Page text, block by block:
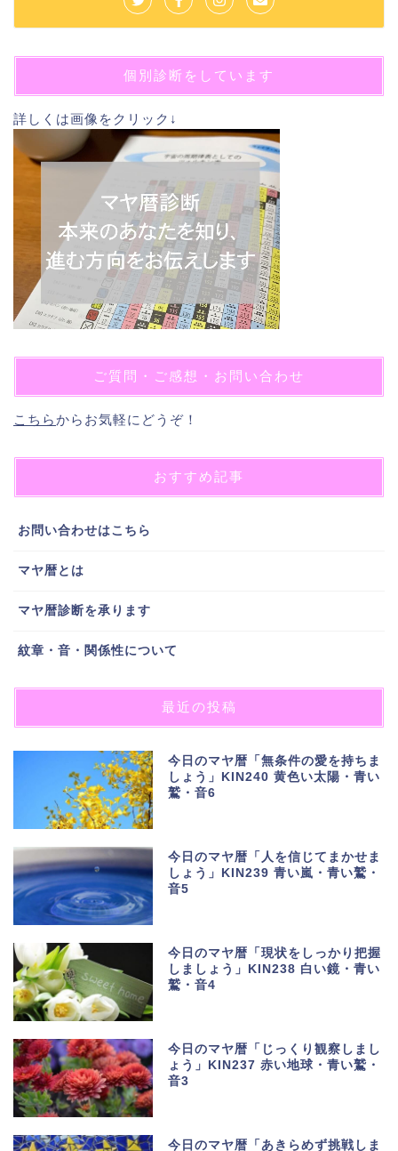
個別診断をしています
詳しくは画像をクリック↓
ご質問・ご感想・お問い合わせ
こちらからお気軽にどうぞ！
おすすめ記事
お問い合わせはこちら
マヤ暦とは
マヤ暦診断を承ります
紋章・音・関係性について
最近の投稿
今日のマヤ暦「無条件の愛を持ちま
しょう」KIN240 黄色い太陽・青い
鷲・音6
今日のマヤ暦「人を信じてまかせま
しょう」KIN239 青い嵐・青い鷲・
音5
今日のマヤ暦「現状をしっかり把握
しましょう」KIN238 白い鏡・青い
鷲・音4
今日のマヤ暦「じっくり観察しまし
ょう」KIN237 赤い地球・青い鷲・
音3
今日のマヤ暦「あきらめず挑戦しま